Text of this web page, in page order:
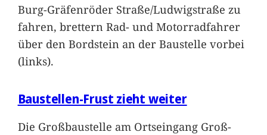
Burg-Gräfenröder Straße/Ludwigstraße zu
fahren, brettern Rad- und Motorradfahrer
über den Bordstein an der Baustelle vorbei
(links).
Baustellen-Frust zieht weiter
Die Großbaustelle am Ortseingang Groß-